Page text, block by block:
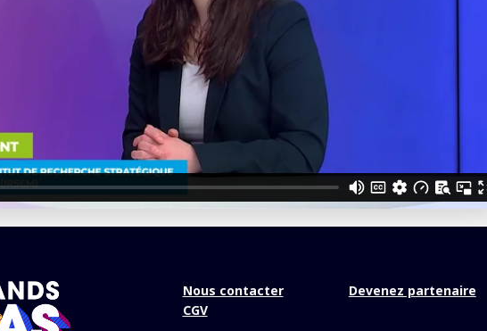
charte de confidentialité
du Monde
Débloquer la vidéo
Accès sécurisé
Pas encore abonné ? Découvrir nos offres →
Nous contacter Devenez partenaire
CGV